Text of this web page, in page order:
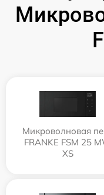
Микроволновая
FRANKE FSM 25
XS